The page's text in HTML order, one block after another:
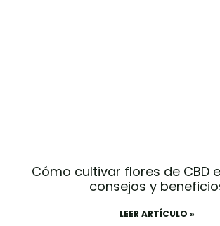
Cómo cultivar flores de CBD
consejos y
LEER ARTÍCULO »